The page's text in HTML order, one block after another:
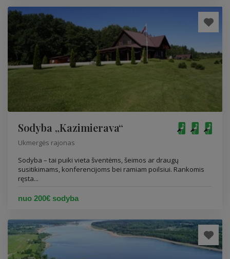
Sodyba „Kazimierava“
Ukmergės rajonas
Sodyba – tai puiki vieta šventėms, šeimos ar draugų
susitikimams, konferencijoms bei ramiam poilsiui. Rankomis
ręsta...
nuo 200€ sodyba